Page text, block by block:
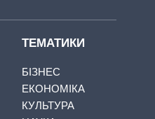
ТЕМАТИКИ
БІЗНЕС
ЕКОНОМІКА
КУЛЬТУРА